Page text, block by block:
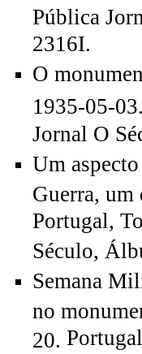
Pública
2316I.
O
1935-05-03.
Jornal O
Um
Guerra, um
Portugal,
Século,
Semana
no
20.